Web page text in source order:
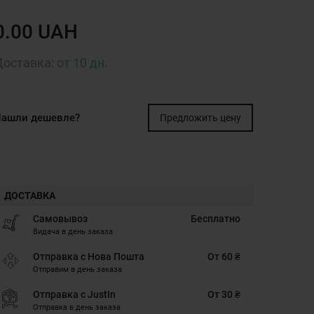
UAH
от 10 дн.
дешевле? Предложить цену
ДОСТАВКА
Самовывоз
Видача в день заказа
Бесплатно
Отправка с Нова Пошта
Отправим в день заказа
От 60 ₴
Отправка с JustIn
Отправка в день заказа
От 30 ₴